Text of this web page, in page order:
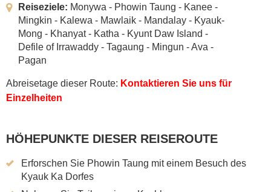
Reiseziele: Monywa - Phowin Taung - Kanee -
Mingkin - Kalewa - Mawlaik - Mandalay - Kyauk-
Mong - Khanyat - Katha - Kyunt Daw Island -
Defile of Irrawaddy - Tagaung - Mingun - Ava -
Pagan
Abreisetage dieser Route: Kontaktieren Sie uns für
Einzelheiten
HÖHEPUNKTE DIESER REISEROUTE
Erforschen Sie Phowin Taung mit einem Besuch des
Kyauk Ka Dorfes